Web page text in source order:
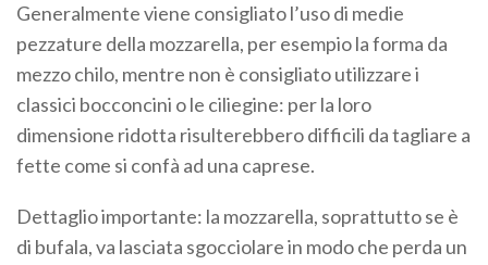
Generalmente viene consigliato l’uso di medie
pezzature della mozzarella, per esempio la forma da
mezzo chilo, mentre non è consigliato utilizzare i
classici bocconcini o le ciliegine: per la loro
dimensione ridotta risulterebbero difficili da tagliare a
fette come si confà ad una caprese.
Dettaglio importante: la mozzarella, soprattutto se è
di bufala, va lasciata sgocciolare in modo che perda un